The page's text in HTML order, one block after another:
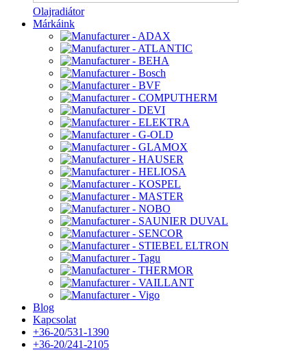
Olajradiátor
Márkáink
Blog
Kapcsolat
+36-20/531-1390
+36-20/241-2105